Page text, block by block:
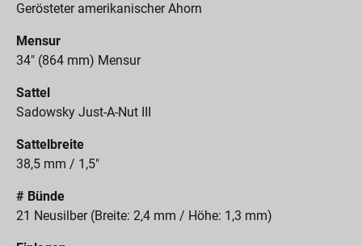
Gerösteter amerikanischer Ahorn
Mensur
34" (864 mm) Mensur
Sattel
Sadowsky Just-A-Nut III
Sattelbreite
38,5 mm / 1,5"
# Bünde
21 Neusilber (Breite: 2,4 mm / Höhe: 1,3 mm)